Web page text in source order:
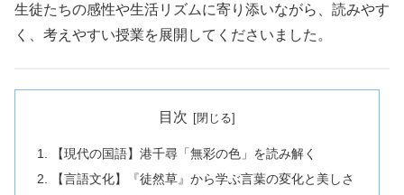
生徒たちの感性や生活リズムに寄り添いながら、読みやす
く、考えやすい授業を展開してくださいました。
目次
【現代の国語】港千尋「無彩の色」を読み解く
【言語文化】『徒然草』から学ぶ言葉の変化と美しさ